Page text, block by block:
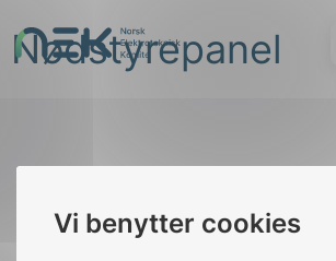
Vi benytter cookies
til
innhold
NEK
Søk
Nødstyrepanel